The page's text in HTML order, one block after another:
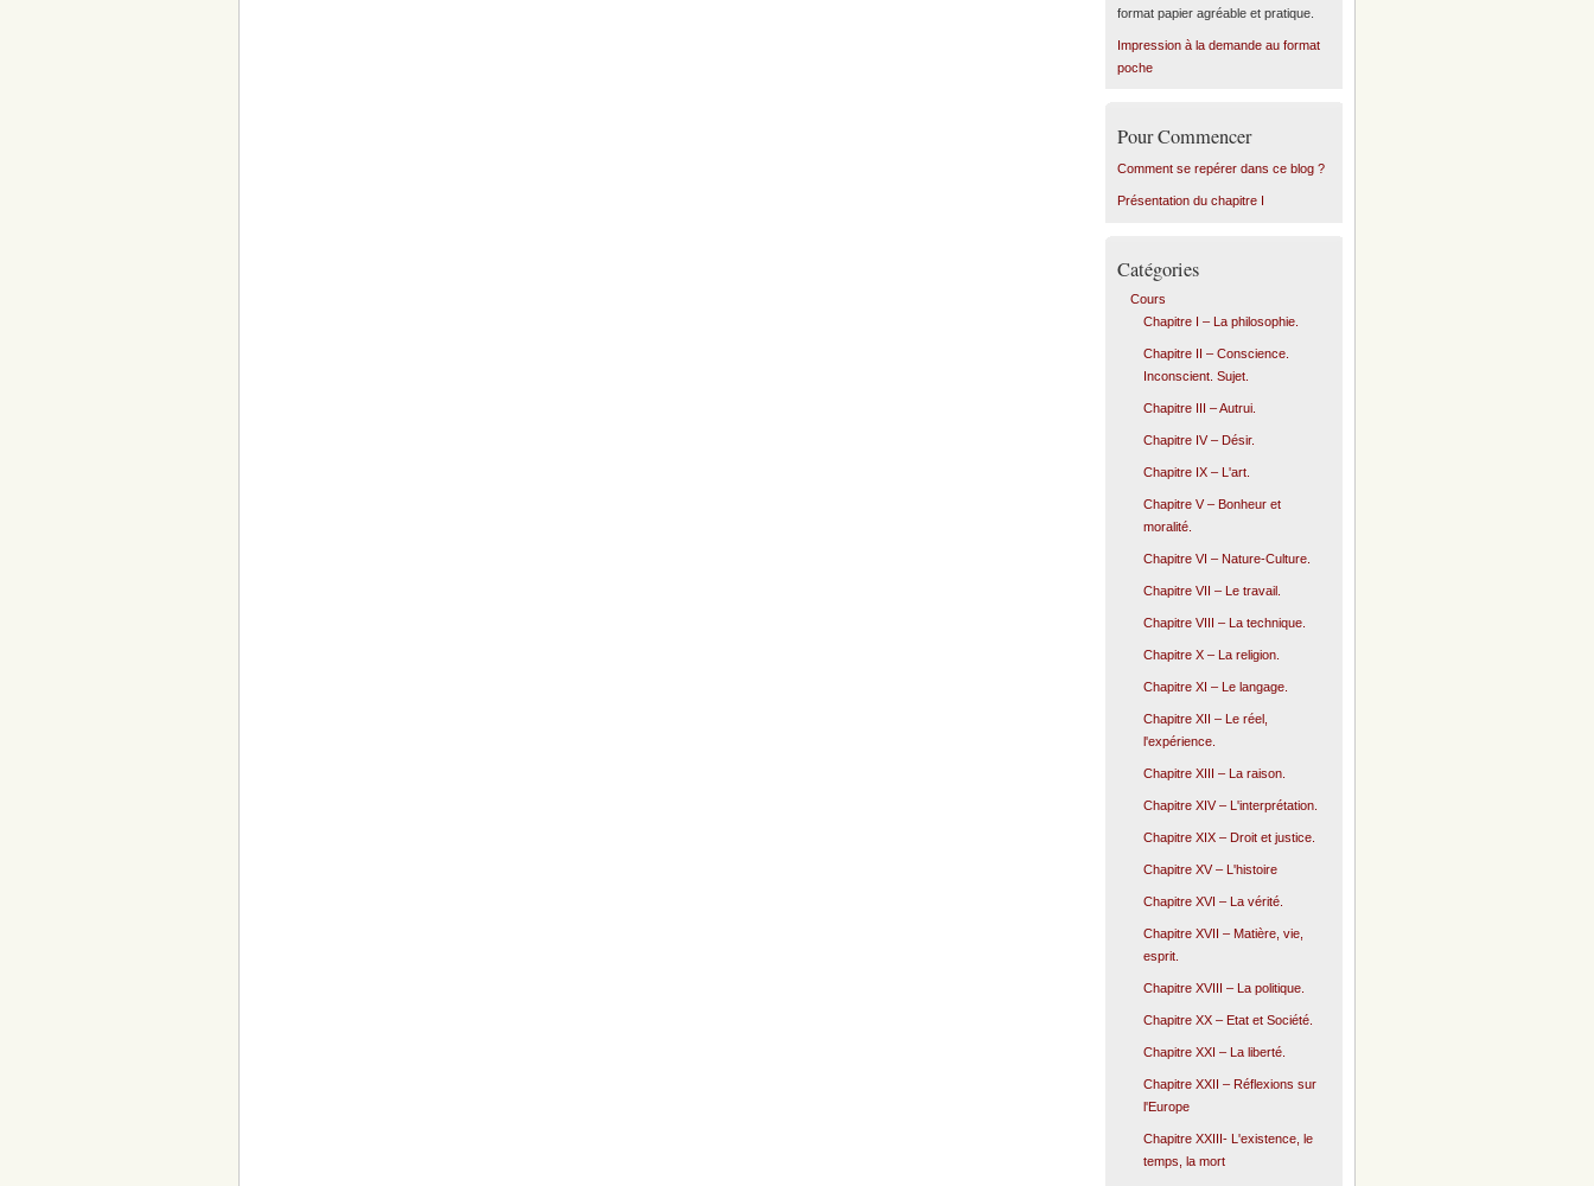
format papier agréable et pratique.
Impression à la demande au format
poche
Pour Commencer
Comment se repérer dans ce blog ?
Présentation du chapitre I
Catégories
Cours
Chapitre I – La philosophie.
Chapitre II – Conscience.
Inconscient. Sujet.
Chapitre III – Autrui.
Chapitre IV – Désir.
Chapitre IX – L'art.
Chapitre V – Bonheur et
moralité.
Chapitre VI – Nature-Culture.
Chapitre VII – Le travail.
Chapitre VIII – La technique.
Chapitre X – La religion.
Chapitre XI – Le langage.
Chapitre XII – Le réel,
l'expérience.
Chapitre XIII – La raison.
Chapitre XIV – L'interprétation.
Chapitre XIX – Droit et justice.
Chapitre XV – L'histoire
Chapitre XVI – La vérité.
Chapitre XVII – Matière, vie,
esprit.
Chapitre XVIII – La politique.
Chapitre XX – Etat et Société.
Chapitre XXI – La liberté.
Chapitre XXII – Réflexions sur
l'Europe
Chapitre XXIII- L'existence, le
temps, la mort